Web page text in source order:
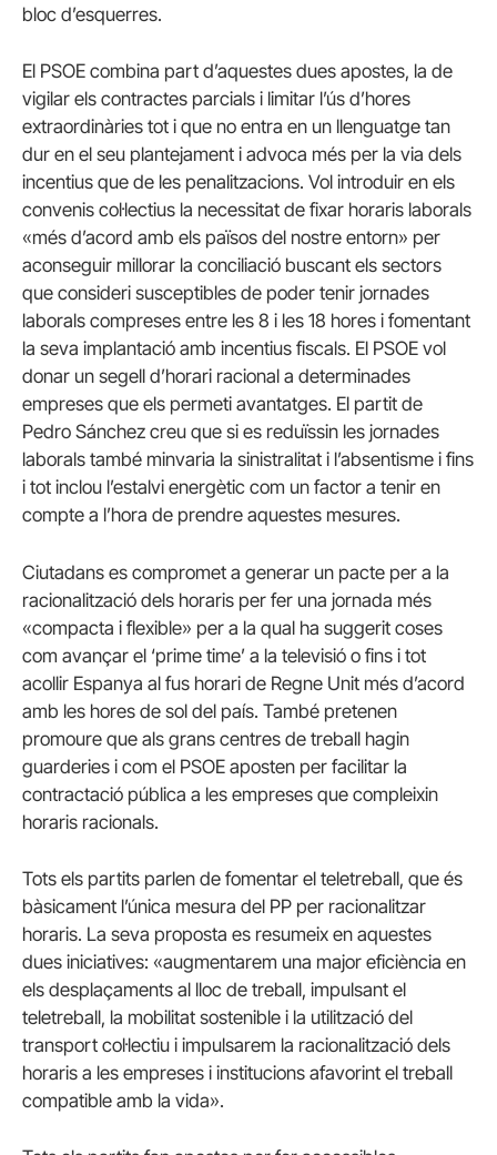
bloc d’esquerres.
El PSOE combina part d’aquestes dues apostes, la de
vigilar els contractes parcials i limitar l’ús d’hores
extraordinàries tot i que no entra en un llenguatge tan
dur en el seu plantejament i advoca més per la via dels
incentius que de les penalitzacions. Vol introduir en els
convenis col·lectius la necessitat de fixar horaris laborals
«més d’acord amb els països del nostre entorn» per
aconseguir millorar la conciliació buscant els sectors
que consideri susceptibles de poder tenir jornades
laborals compreses entre les 8 i les 18 hores i fomentant
la seva implantació amb incentius fiscals. El PSOE vol
donar un segell d’horari racional a determinades
empreses que els permeti avantatges. El partit de
Pedro Sánchez creu que si es reduïssin les jornades
laborals també minvaria la sinistralitat i l’absentisme i fins
i tot inclou l’estalvi energètic com un factor a tenir en
compte a l’hora de prendre aquestes mesures.
Ciutadans es compromet a generar un pacte per a la
racionalització dels horaris per fer una jornada més
«compacta i flexible» per a la qual ha suggerit coses
com avançar el ‘prime time’ a la televisió o fins i tot
acollir Espanya al fus horari de Regne Unit més d’acord
amb les hores de sol del país. També pretenen
promoure que als grans centres de treball hagin
guarderies i com el PSOE aposten per facilitar la
contractació pública a les empreses que compleixin
horaris racionals.
Tots els partits parlen de fomentar el teletreball, que és
bàsicament l’única mesura del PP per racionalitzar
horaris. La seva proposta es resumeix en aquestes
dues iniciatives: «augmentarem una major eficiència en
els desplaçaments al lloc de treball, impulsant el
teletreball, la mobilitat sostenible i la utilització del
transport col·lectiu i impulsarem la racionalització dels
horaris a les empreses i institucions afavorint el treball
compatible amb la vida».